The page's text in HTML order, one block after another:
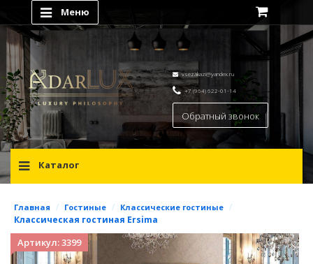
Меню
vsezakazi@yandex.ru
+7 (964) 622-01-14
Обратный звонок
Каталог
Главная / Гостиные / Классические гостиные /
Классическая гостиная Ersima
Артикул: 3399